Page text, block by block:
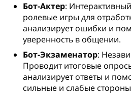
Бот-Актер:
ролевые игры для
анализирует ошибки и
уверенность в общении.
Бот-Экзаменатор:
Проводит итоговые
анализирует ответы и
сильные и слабые